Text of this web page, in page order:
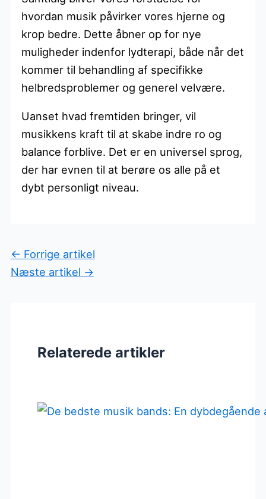
hvordan musik påvirker vores hjerne og
krop bedre. Dette åbner op for nye
muligheder indenfor lydterapi, både når det
kommer til behandling af specifikke
helbredsproblemer og generel velvære.
Uanset hvad fremtiden bringer, vil
musikkens kraft til at skabe indre ro og
balance forblive. Det er en universel sprog,
der har evnen til at berøre os alle på et
dybt personligt niveau.
← Forrige artikel
Næste artikel →
Relaterede artikler